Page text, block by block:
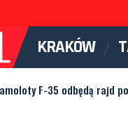
KRAKÓW
F-35 odbędą rajd